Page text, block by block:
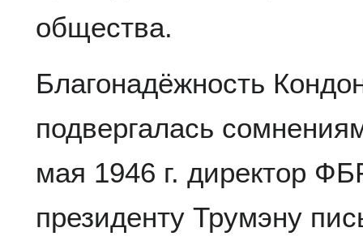
общества.
Благонадёжность
подвергалась
мая 1946 г. директор
президенту Трумэну